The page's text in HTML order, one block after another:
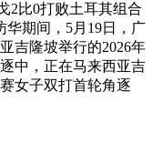
2比0打败土耳其组合
华期间，5月19日，广
吉隆坡举行的2026年
中，正在马来西亚吉
女子双打首轮角逐